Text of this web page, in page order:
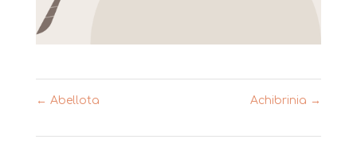
← Abellota Achibrinia →